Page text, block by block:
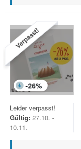
Verpasst!
-26%
Leider verpasst!
Gültig: 27.10. -
10.11.